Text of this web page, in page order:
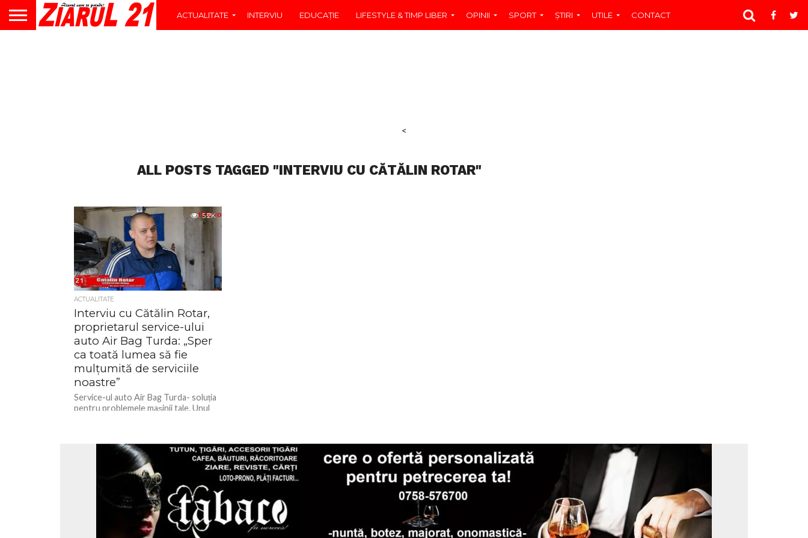
ACTUALITATE INTERVIU EDUCAŢIE LIFESTYLE & TIMP LIBER OPINII SPORT ŞTIRI UTILE CONTACT
<
ALL POSTS TAGGED "INTERVIU CU CĂTĂLIN ROTAR"
5.2K
ACTUALITATE
Interviu cu Cătălin Rotar,
proprietarul service-ului
auto Air Bag Turda: „Sper
ca toată lumea să fie
mulțumită de serviciile
noastre”
Service-ul auto Air Bag Turda- soluția
pentru problemele mașinii tale. Unul